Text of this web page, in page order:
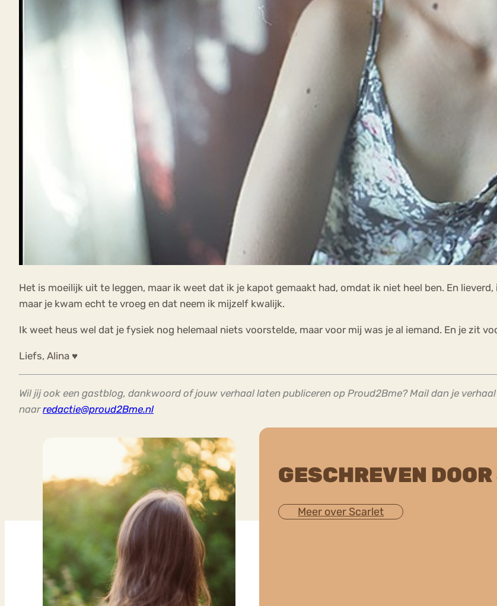
Het is moeilijk uit te leggen, maar ik weet dat ik je kapot gemaakt had, omdat ik niet heel ben. En
maar je kwam echt te vroeg en dat neem ik mijzelf kwalijk.
Ik weet heus wel dat je fysiek nog helemaal niets voorstelde, maar voor mij was je al iemand. En je zit
Liefs, Alina ♥
Wil jij ook een gastblog, dankwoord of jouw verhaal laten publiceren op Proud2Bme? Mail dan je
naarredactie@proud2Bme.nl
GESCHREVEN
Meer over Scarlet